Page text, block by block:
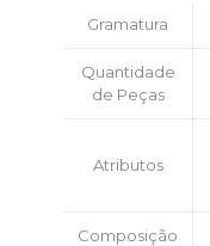
Gramatura
Quantidade
de Peças
Atributos
Composição